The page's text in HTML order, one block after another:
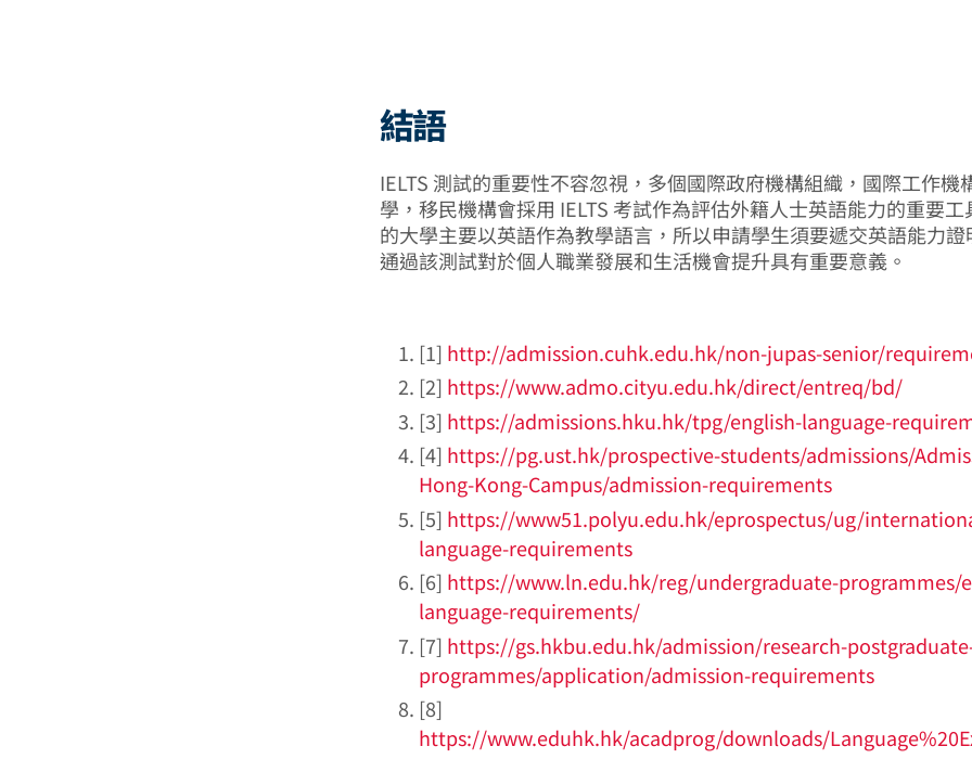
結語
IELTS 測試的重要性不容忽視，多個國際政府機構組織，國際工作機
學，移民機構會採用 IELTS 考試作為評估外籍人士英語能力的重要
的大學主要以英語作為教學語言，所以申請學生須要遞交英語能力
通過該測試對於個人職業發展和生活機會提升具有重要意義。
[1] http://admission.cuhk.edu.hk/non-jupas-senior/
[2] https://www.admo.cityu.edu.hk/direct/entreq/bd/
[3] https://admissions.hku.hk/tpg/english-language-
[4] https://pg.ust.hk/prospective-students/admissions/
Hong-Kong-Campus/admission-requirements
[5] https://www51.polyu.edu.hk/eprospectus/ug/
language-requirements
[6] https://www.ln.edu.hk/reg/undergraduate-programmes/
language-requirements/
[7] https://gs.hkbu.edu.hk/admission/research-
programmes/application/admission-requirements
[8]
https://www.eduhk.hk/acadprog/downloads/